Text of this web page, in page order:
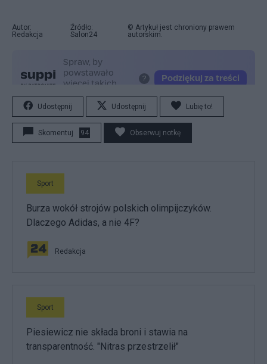
Autor:
Redakcja
Źródło:
Salon24
© Artykuł jest chroniony prawem
autorskim.
Udostępnij Udostępnij Lubię to!
Skomentuj 94 Obserwuj notkę
Sport
Burza wokół strojów polskich olimpijczyków.
Dlaczego Adidas, a nie 4F?
Redakcja
Sport
Piesiewicz nie składa broni i stawia na
transparentność. "Nitras przestrzelił"